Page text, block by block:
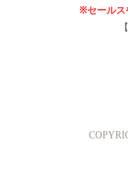
※セールス